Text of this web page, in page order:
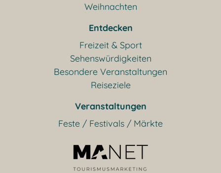
Weihnachten
Entdecken
Freizeit & Sport
Sehenswürdigkeiten
Besondere Veranstaltungen
Reiseziele
Veranstaltungen
Feste / Festivals / Märkte